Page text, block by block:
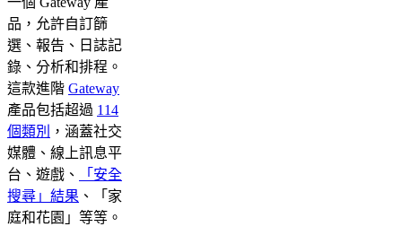
品，允許自訂篩
選、報告、日誌記
錄、分析和排程。
這款進階 Gateway
產品包括超過 114
個類別
，涵蓋社交
媒體、線上訊息平
台、遊戲、
「安全
搜尋」結果 、「家
庭和花園」等等。